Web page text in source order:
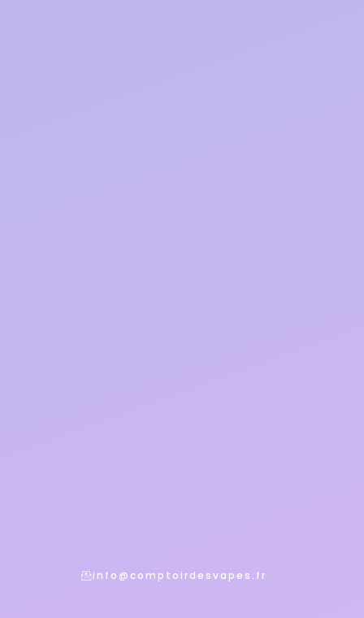
info@comptoirdesvapes.fr